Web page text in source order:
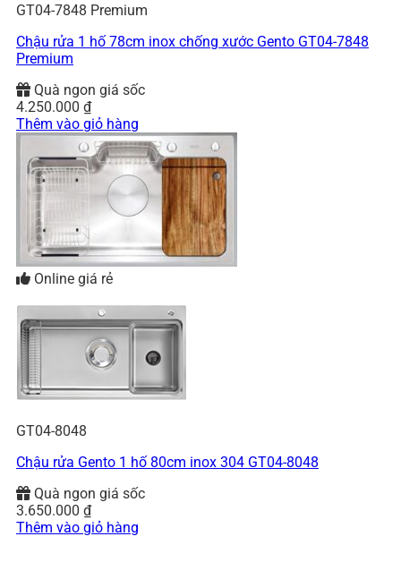
GT04-7848 Premium
Chậu rửa 1 hố 78cm inox chống xước Gento GT04-7848
Premium
Quà ngon giá sốc
4.250.000 ₫
Thêm vào giỏ hàng
Online giá rẻ
GT04-8048
Chậu rửa Gento 1 hố 80cm inox 304 GT04-8048
Quà ngon giá sốc
3.650.000 ₫
Thêm vào giỏ hàng